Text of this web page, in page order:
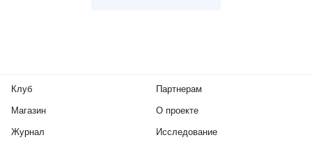
Клуб
Магазин
Журнал
Партнерам
О проекте
Исследование